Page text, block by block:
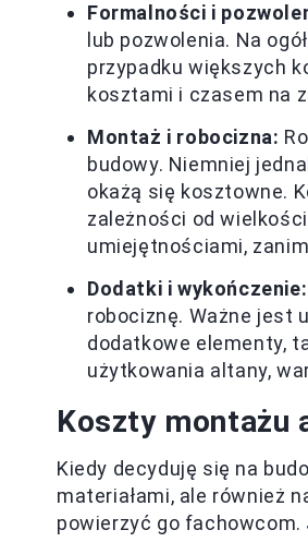
Formalności i
lub pozwolenia. Na
przypadku większych
kosztami i czasem na
Montaż i robocizna:
budowy. Niemniej
okażą się kosztowne.
zależności od
umiejętnościami,
Dodatki i wykończenie:
robociznę. Ważne jest
dodatkowe elementy,
użytkowania altany,
Koszty montażu
Kiedy decyduję się na
materiałami, ale również
powierzyć go